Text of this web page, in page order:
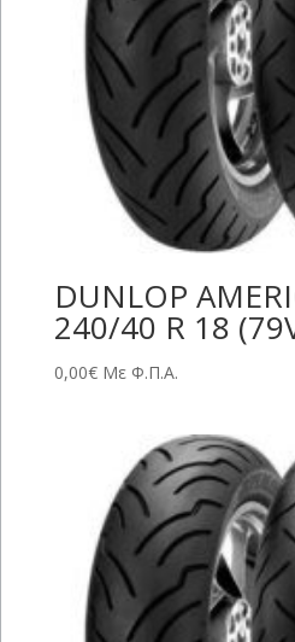
DUNLOP
240/40 R 18
0,00€ Με Φ.Π.Α.